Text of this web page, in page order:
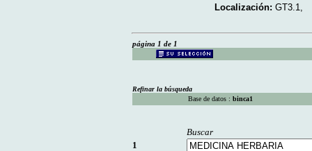
Localización: GT3.1,
página 1 de 1
Refinar la búsqueda
Base de datos : binca1
Buscar
1